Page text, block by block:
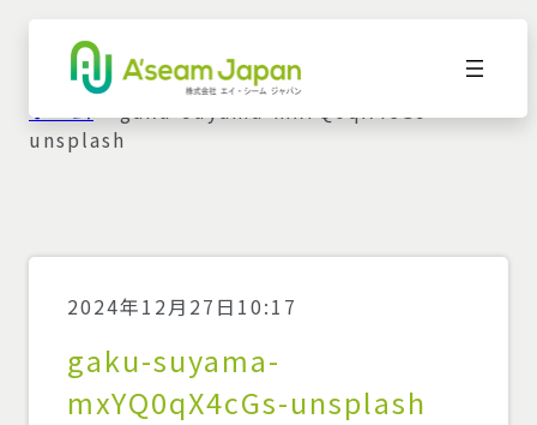
ホーム »gaku-suyama-mxYQ0qX4cGs-
unsplash
2024年12月27日10:17
gaku-suyama-
mxYQ0qX4cGs-unsplash